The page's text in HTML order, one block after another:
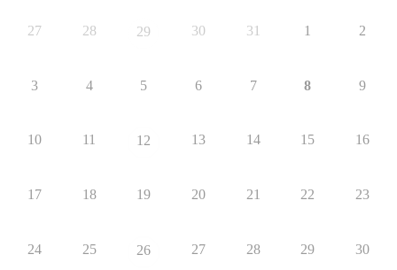
27 28 29 30 31 1 2
3 4 5 6 7 8 9
10 11 12 13 14 15 16
17 18 19 20 21 22 23
24 25 26 27 28 29 30